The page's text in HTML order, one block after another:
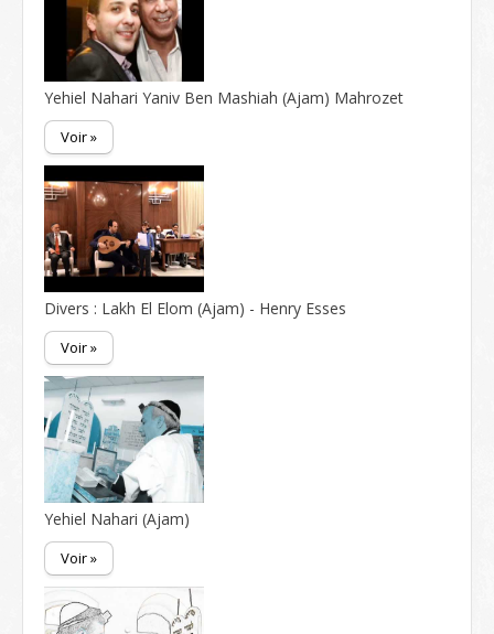
Yehiel Nahari Yaniv Ben Mashiah (Ajam) Mahrozet
Voir »
Divers : Lakh El Elom (Ajam) - Henry Esses
Voir »
Yehiel Nahari (Ajam)
Voir »